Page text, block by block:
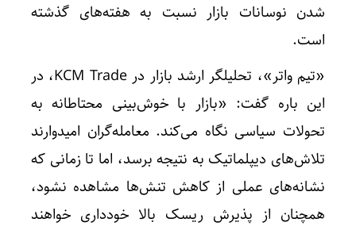
شدن نوسانات بازار نسبت به هفته‌های گذشته
است.
«تیم واتر»، تحلیلگر ارشد بازار در KCM Trade، در
این باره گفت: «بازار با خوش‌بینی محتاطانه به
تحولات سیاسی نگاه می‌کند. معامله‌گران امیدوارند
تلاش‌های دیپلماتیک به نتیجه برسد، اما تا زمانی که
نشانه‌های عملی از کاهش تنش‌ها مشاهده نشود،
همچنان از پذیرش ریسک بالا خودداری خواهند